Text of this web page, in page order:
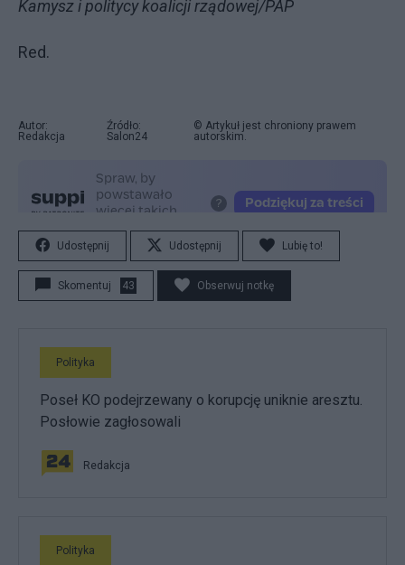
Kamysz i politycy koalicji rządowej/PAP
Red.
Autor:
Redakcja
Źródło:
Salon24
© Artykuł jest chroniony prawem
autorskim.
Udostępnij Udostępnij Lubię to!
Skomentuj 43 Obserwuj notkę
Polityka
Poseł KO podejrzewany o korupcję uniknie aresztu.
Posłowie zagłosowali
Redakcja
Polityka